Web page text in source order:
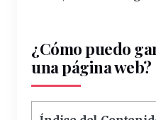
¿Cómo puedo
una página web?